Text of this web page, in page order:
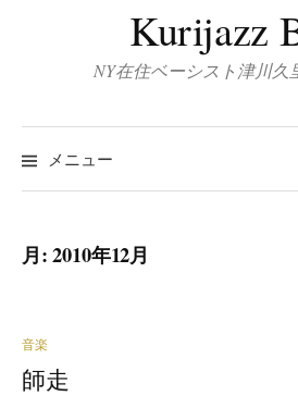
Kurijazz
NY在住ベーシスト津川久
メニュー
月:2010年12月
音楽
師走